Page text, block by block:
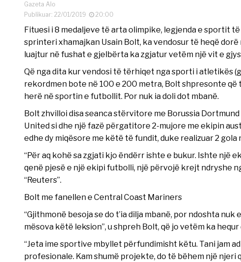
Gazeta Alo
Publikuar: 22/01/2019
20:00
Fituesi i 8 medaljeve të arta olimpike, legjenda e sportit
sprinteri xhamajkan Usain Bolt, ka vendosur të heqë
luajtur në fushat e gjelbërta ka zgjatur vetëm një vit e
Që nga dita kur vendosi të tërhiqet nga sporti i atletikës
rekordmen bote në 100 e 200 metra, Bolt shpresonte
herë në sportin e futbollit. Por nuk ia doli dot mbanë.
Bolt zhvilloi disa seanca stërvitore me Borussia
United si dhe një fazë përgatitore 2-mujore me ekipin
edhe dy miqësore me këtë të fundit, duke realizuar 2
“Për aq kohë sa zgjati kjo ëndërr ishte e bukur. Ishte një
qenë pjesë e një ekipi futbolli, një përvojë krejt ndryshe
“Reuters”.
Bolt me fanellen e Central Coast Mariners
“Gjithmonë besoja se do t’ia dilja mbanë, por ndoshta
mësova këtë leksion”, u shpreh Bolt, që jo vetëm ka
“Jeta ime sportive mbyllet përfundimisht këtu. Tani jam
profesionale. Kam shumë projekte, do të bëhem një njeri